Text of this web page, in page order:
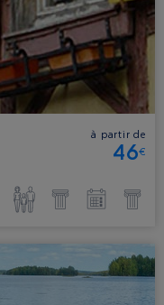
à partir de
46€